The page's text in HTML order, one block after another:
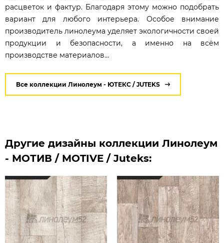
расцветок и фактур. Благодаря этому можно подобрать
вариант для любого интерьера. Особое внимание
производитель линолеума уделяет экологичности своей
продукции и безопасности, а именно на всём
производстве материалов...
Все коллекции Линолеум - ЮТЕКС / JUTEKS
Другие дизайны коллекции Линолеум
- МОТИВ / MOTIVE / Juteks: